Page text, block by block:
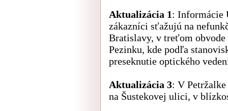
Aktualizácia 1: Informácie
zákazníci sťažujú na
Bratislavy, v treťom
Pezinku, kde podľa
preseknutie optického
Aktualizácia 3: V
na Šustekovej ulici, v